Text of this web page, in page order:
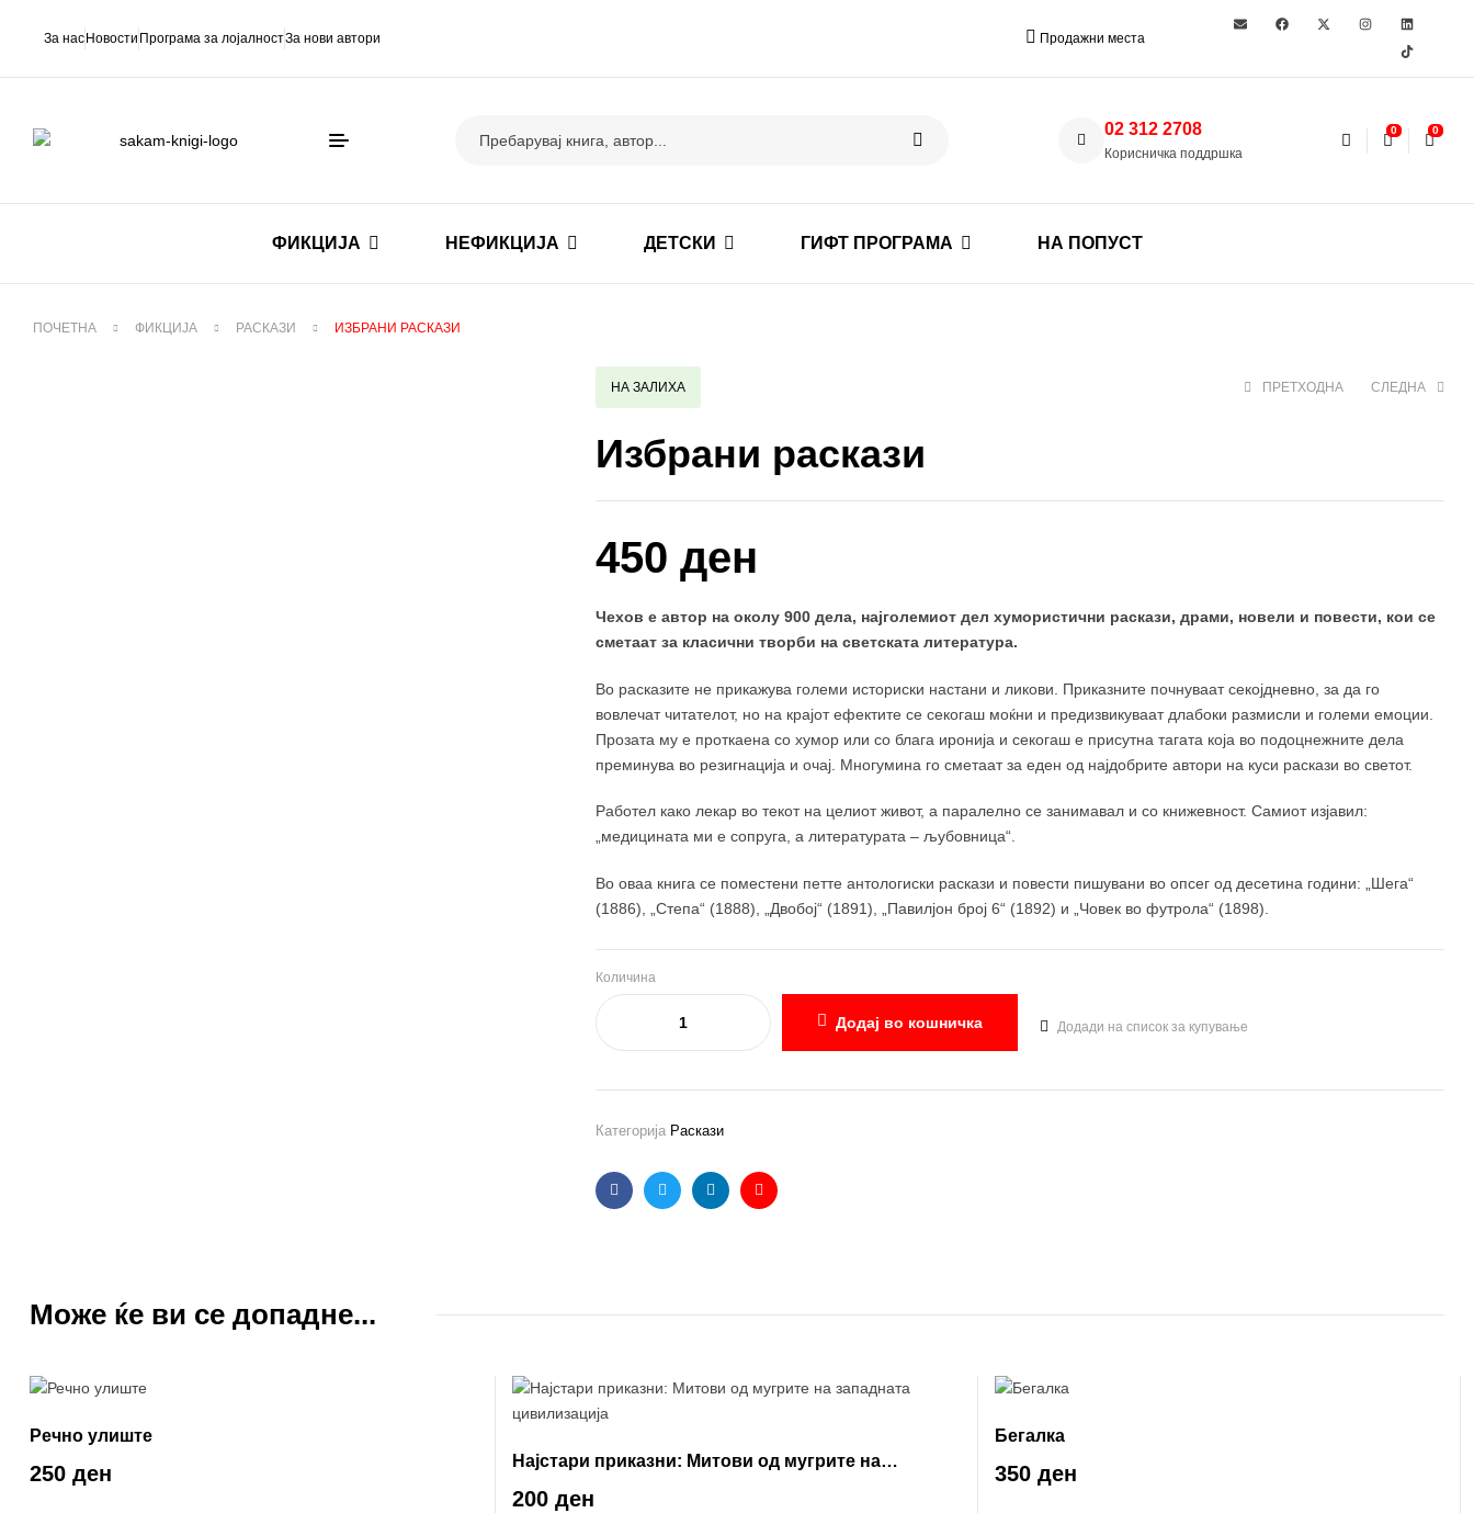
За нас Новости Програма за лојалностЗа нови автори Продажни места
02 312 2708
Корисничка поддршка
0 0
ФИКЦИЈА НЕФИКЦИЈА ДЕТСКИ ГИФТ ПРОГРАМА НА ПОПУСТ
ПОЧЕТНА ФИКЦИЈА РАСКАЗИ ИЗБРАНИ РАСКАЗИ
НА ЗАЛИХА ПРЕТХОДНА СЛЕДНА
Избрани раскази
450 ден
Чехов е автор на околу 900 дела, најголемиот дел хумористични раскази, драми, новели и повести, кои се
сметаат за класични творби на светската литература.
Во расказите не прикажува големи историски настани и ликови. Приказните почнуваат секојдневно, за да го
вовлечат читателот, но на крајот ефектите се секогаш моќни и предизвикуваат длабоки размисли и големи емоции.
Прозата му е проткаена со хумор или со блага иронија и секогаш е присутна тагата која во подоцнежните дела
преминува во резигнација и очај. Многумина го сметаат за еден од најдобрите автори на куси раскази во светот.
Работел како лекар во текот на целиот живот, а паралелно се занимавал и со книжевност. Самиот изјавил:
„медицината ми е сопруга, а литературата – љубовница“.
Во оваа книга се поместени петте антологиски раскази и повести пишувани во опсег од десетина години: „Шега“
(1886), „Степа“ (1888), „Двобој“ (1891), „Павилјон број 6“ (1892) и „Човек во футрола“ (1898).
Количина
Додај во кошничка Додади на список за купување
Категорија Раскази
FacebookTwitterLinkedinEmail
Може ќе ви се допадне...
Речно улиште
250 ден
Најстари приказни: Митови од мугрите на
западната цивилизација
200 ден
Бегалка
350 ден